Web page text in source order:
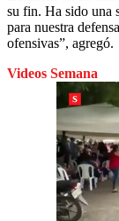
su fin. Ha sido una
para nuestra
ofensivas”, agregó.
Videos Semana